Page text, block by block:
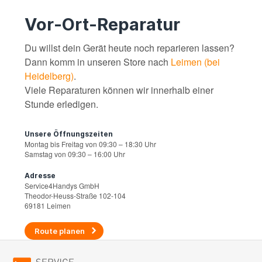
Vor-Ort-Reparatur
Du willst dein Gerät heute noch reparieren lassen?
Dann komm in unseren Store nach Leimen (bei
Heidelberg).
Viele Reparaturen können wir innerhalb einer
Stunde erledigen.
Unsere Öffnungszeiten
Montag bis Freitag von 09:30 – 18:30 Uhr
Samstag von 09:30 – 16:00 Uhr
Adresse
Service4Handys GmbH
Theodor-Heuss-Straße 102-104
69181 Leimen
Route planen